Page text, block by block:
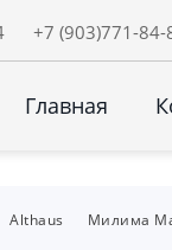
+7 (903)771-84-
Главная
Althaus Милима